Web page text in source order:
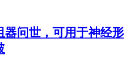
器问世，可用于神经形